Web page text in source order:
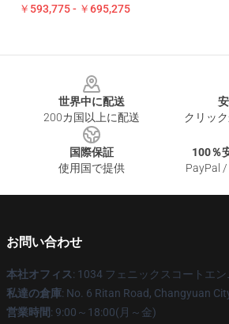
￥593,775 - ￥695,275
世界中に配送
200カ国以上に配送
クリッ
国際保証
使用国で提供
100％
PayPal
お問い合わせ
本社オフィス: 1034 フェニックスコートエ
私達の倉庫: No. 6 Ritan Road, Changyuan
営業時間: 9:00～18:00(月～金)